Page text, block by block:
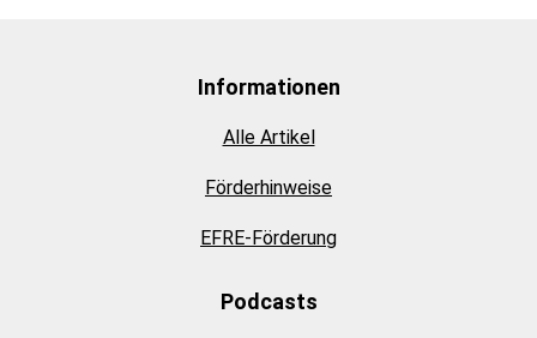
Informationen
Alle Artikel
Förderhinweise
EFRE-Förderung
Podcasts